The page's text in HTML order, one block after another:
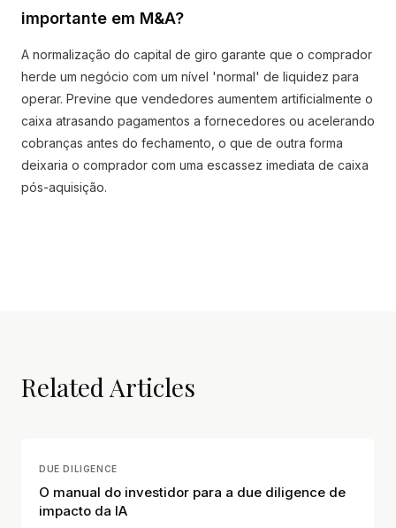
importante em M&A?
A normalização do capital de giro garante que o comprador
herde um negócio com um nível 'normal' de liquidez para
operar. Previne que vendedores aumentem artificialmente o
caixa atrasando pagamentos a fornecedores ou acelerando
cobranças antes do fechamento, o que de outra forma
deixaria o comprador com uma escassez imediata de caixa
pós-aquisição.
Related Articles
DUE DILIGENCE
O manual do investidor para a due diligence de
impacto da IA